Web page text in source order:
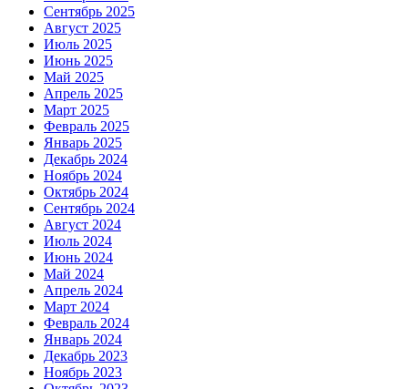
Сентябрь 2025
Август 2025
Июль 2025
Июнь 2025
Май 2025
Апрель 2025
Март 2025
Февраль 2025
Январь 2025
Декабрь 2024
Ноябрь 2024
Октябрь 2024
Сентябрь 2024
Август 2024
Июль 2024
Июнь 2024
Май 2024
Апрель 2024
Март 2024
Февраль 2024
Январь 2024
Декабрь 2023
Ноябрь 2023